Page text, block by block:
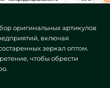
оригинальных артикулов
включая
зеркал оптом.
чтобы обрести